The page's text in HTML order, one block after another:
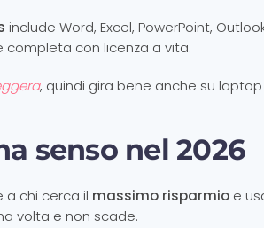
include Word, Excel, PowerPoint,
completa con licenza a vita.
, quindi gira bene anche su
senso nel 2026
a chi cerca il massimo risparmio e
volta e non scade.